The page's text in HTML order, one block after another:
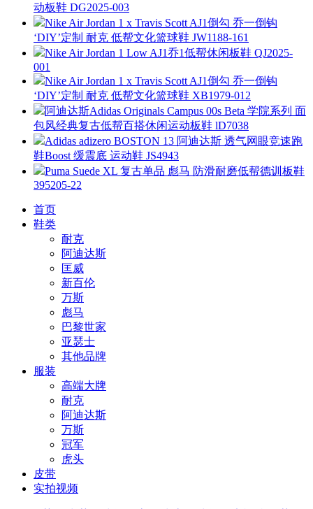
动板鞋 DG2025-003
Nike Air Jordan 1 x Travis Scott AJ1倒勾 乔一倒钩
‘DIY’定制 耐克 低帮文化篮球鞋 JW1188-161
Nike Air Jordan 1 Low AJ1乔1低帮休闲板鞋 QJ2025-
001
Nike Air Jordan 1 x Travis Scott AJ1倒勾 乔一倒钩
‘DIY’定制 耐克 低帮文化篮球鞋 XB1979-012
阿迪达斯Adidas Originals Campus 00s Beta 学院系列 面
包风经典复古低帮百搭休闲运动板鞋 lD7038
Adidas adizero BOSTON 13 阿迪达斯 透气网眼竞速跑
鞋Boost 缓震底 运动鞋 JS4943
Puma Suede XL 复古单品 彪马 防滑耐磨低帮德训板鞋
395205-22
首页
鞋类
耐克
阿迪达斯
匡威
新百伦
万斯
彪马
巴黎世家
亚瑟士
其他品牌
服装
高端大牌
耐克
阿迪达斯
万斯
冠军
虎头
皮带
实拍视频